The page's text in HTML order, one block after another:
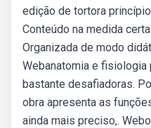
edição de tortora
Conteúdo na medida
Organizada de modo
Webanatomia e
bastante desafiadoras.
obra apresenta as
ainda mais preciso,.